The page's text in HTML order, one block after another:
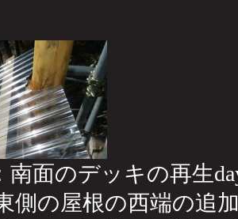
南面のデッキの再生
側の屋根の西端の追